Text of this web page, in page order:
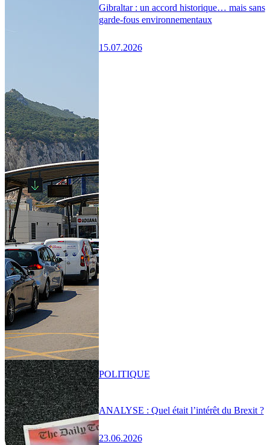
Gibraltar : un accord historique… mais sans
garde-fous environnementaux
15.07.2026
ANALYSE : Quel était l’intérêt du Brexit ?
23.06.2026
POLITIQUE